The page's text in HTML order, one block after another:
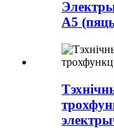
A5